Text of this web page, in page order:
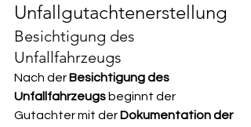
Unfallgutachtenerstellung
Besichtigung des
Unfallfahrzeugs
Nach der Besichtigung des
Unfallfahrzeugs beginnt der
Gutachter mit der Dokumentation der